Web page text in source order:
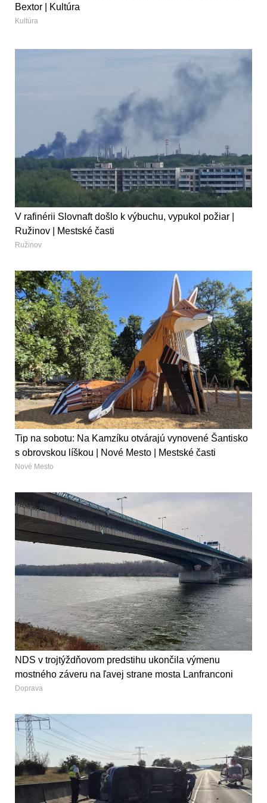
Bextor | Kultúra
Kultúra
V rafinérii Slovnaft došlo k výbuchu, vypukol požiar |
Ružinov | Mestské časti
Ružinov
Tip na sobotu: Na Kamzíku otvárajú vynovené Šantisko
s obrovskou líškou | Nové Mesto | Mestské časti
Nové Mesto
NDS v trojtýždňovom predstihu ukončila výmenu
mostného záveru na ľavej strane mosta Lanfranconi
Doprava